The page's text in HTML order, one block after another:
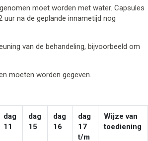
moet worden met water. Capsules
na de geplande innametijd nog
van de behandeling, bijvoorbeeld om
moeten worden gegeven.
dag
11
dag
15
dag
16
dag
17
t/m
Wijze van
toediening